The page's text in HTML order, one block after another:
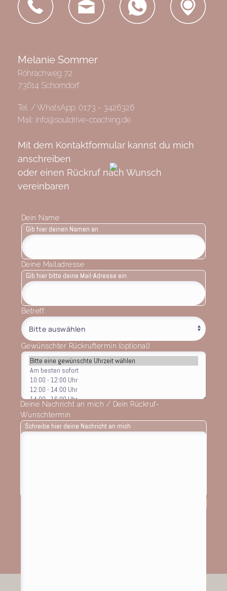
Melanie Sommer
Röhrachweg 72
73614 Schorndorf
Tel. / WhatsApp: 0173 - 3426326
Mail: info@souldrive-coaching.de
Mit dem Kontaktformular kannst du mich
anschreiben
oder einen Rückruf nach Wunsch
vereinbaren
Dein Name
Gib hier deinen Namen an
Deine Mailadresse
Gib hier bitte deine Mail-Adresse ein
Betreff
Gewünschter Rückruftermin (optional)
Deine Nachricht an mich / Dein Rückruf-
Wunschtermin
Schreibe hier deine Nachricht an mich